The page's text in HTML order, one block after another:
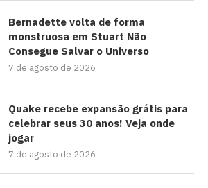
Bernadette volta de forma
monstruosa em Stuart Não
Consegue Salvar o Universo
7 de agosto de 2026
Quake recebe expansão grátis para
celebrar seus 30 anos! Veja onde
jogar
7 de agosto de 2026